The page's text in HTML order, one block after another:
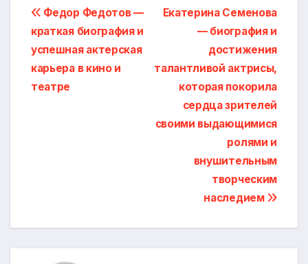
Навигация
по
записям
Екатерина Семенова
— биография и
достижения
талантливой актрисы,
которая покорила
сердца зрителей
своими выдающимися
ролями и
внушительным
творческим
наследием
Федор Федотов —
краткая биография и
успешная актерская
карьера в кино и
театре